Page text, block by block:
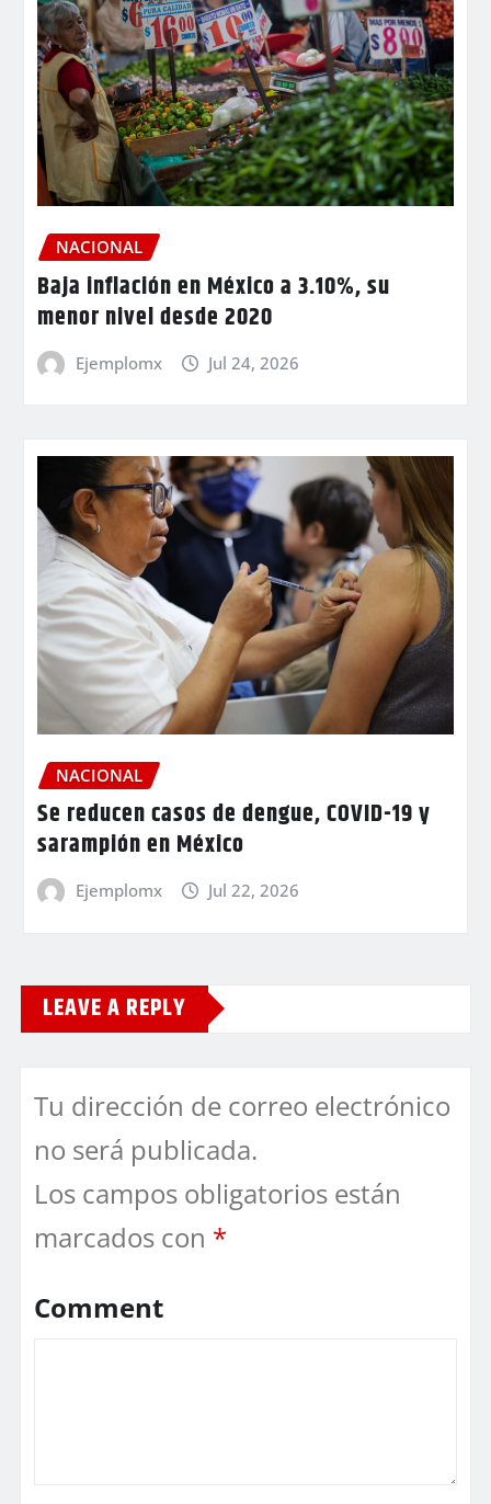
NACIONAL
Baja inflación en México a 3.10%, su
menor nivel desde 2020
Ejemplomx Jul 24, 2026
NACIONAL
Se reducen casos de dengue, COVID-19 y
sarampión en México
Ejemplomx Jul 22, 2026
LEAVE A REPLY
Tu dirección de correo electrónico
no será publicada.
Los campos obligatorios están
marcados con *
Comment